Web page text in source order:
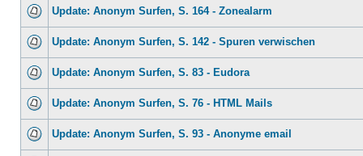
Update: Anonym Surfen, S. 164 - Zonealarm
Update: Anonym Surfen, S. 142 - Spuren verwischen
Update: Anonym Surfen, S. 83 - Eudora
Update: Anonym Surfen, S. 76 - HTML Mails
Update: Anonym Surfen, S. 93 - Anonyme email